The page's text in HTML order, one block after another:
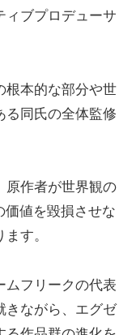
ィブプロデューサ
根本的な部分や世
る同氏の全体監修
原作者が世界観の
価値を毀損させな
す。
ムフリークの代表
きながら、エグゼ